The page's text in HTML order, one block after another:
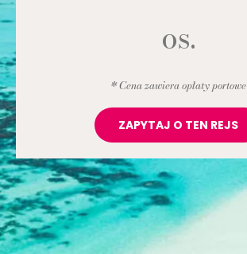
os.
* Cena zawiera opłaty portowe
ZAPYTAJ O TEN REJS